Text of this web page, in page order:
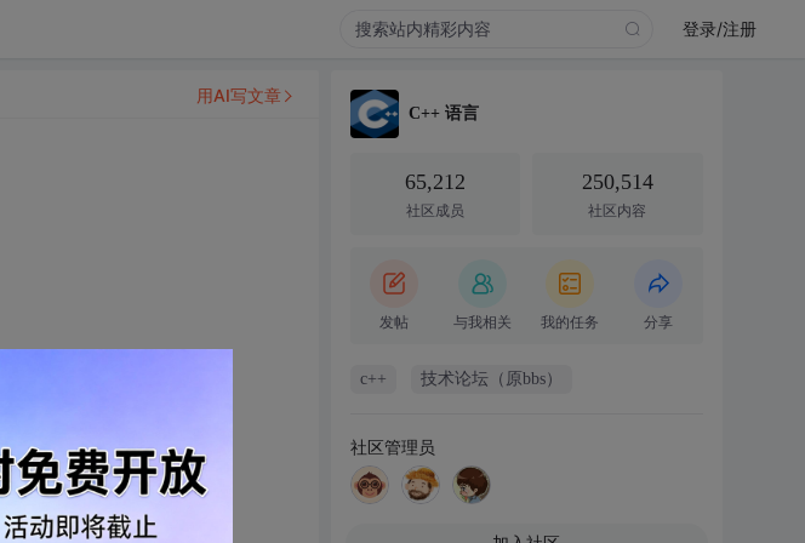
登录/注册
用AI写文章
C++ 语言
65,212
社区成员
250,514
社区内容
发帖 与我相关 我的任务 分享
c++ 技术论坛（原bbs）
社区管理员